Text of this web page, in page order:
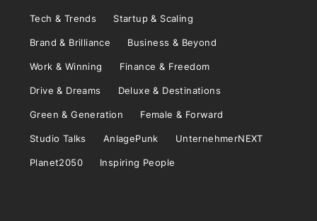
Tech & Trends Startup & Scaling
Brand & Brilliance Business & Beyond
Work & Winning Finance & Freedom
Drive & Dreams Deluxe & Destinations
Green & Generation Female & Forward
Studio Talks AnlagePunk UnternehmerNEXT
Planet2050 Inspiring People